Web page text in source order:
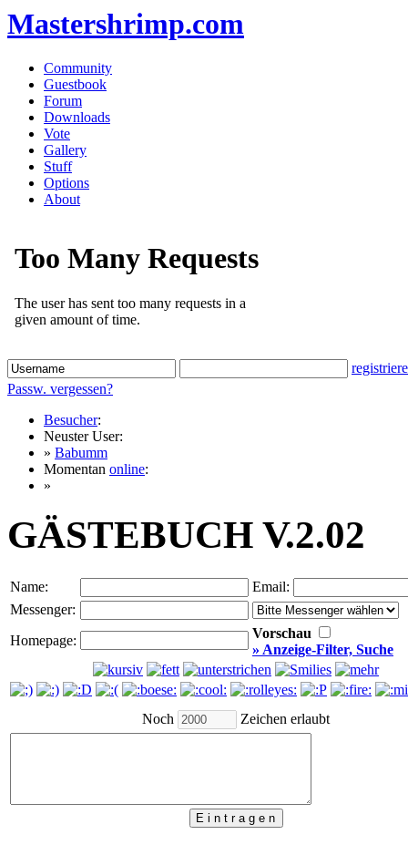
Mastershrimp.com
Community
Guestbook
Forum
Downloads
Vote
Gallery
Stuff
Options
About
Passw. vergessen?
Besucher:
Neuster User:
» Babumm
Momentan online:
»
GÄSTEBUCH V.2.02
Name:
Email:
Messenger:
Homepage:
Vorschau
» Anzeige-Filter, Suche
Noch Zeichen erlaubt